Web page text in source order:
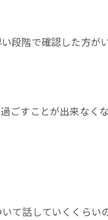
段階で確認した方が
ごすことが出来なく
て話していくくらい